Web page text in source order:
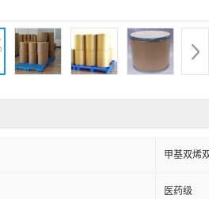
甲基双烯
医药级